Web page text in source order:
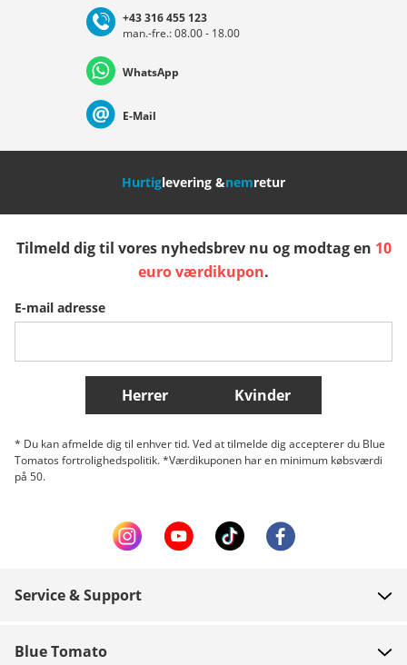
Deutschland Österreich
Nederland Italia (Italiano) Italien (Deutsch)
Slovenija
Belgique (Français) Danmark Norge
Flere lande
+43 316 455 123
man.-fre.: 08.00 - 18.00
WhatsApp
E-Mail
Hurtiglevering &nemretur
Tilmeld dig til vores nyhedsbrev nu og modtag en 10
euro værdikupon.
E-mail adresse
Herrer Kvinder
* Du kan afmelde dig til enhver tid. Ved at tilmelde dig accepterer du Blue
Tomatos fortrolighedspolitik. *Værdikuponen har en minimum købsværdi
på 50.
Service & Support
Blue Tomato